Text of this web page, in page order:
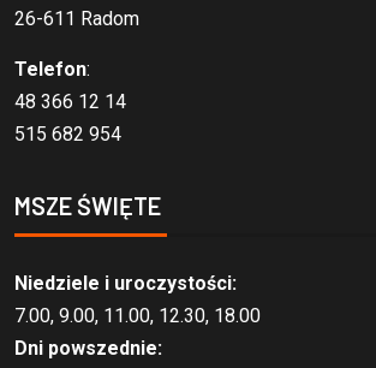
26-611 Radom
Telefon:
48 366 12 14
515 682 954
MSZE ŚWIĘTE
Niedziele i uroczystości:
7.00, 9.00, 11.00, 12.30, 18.00
Dni powszednie: